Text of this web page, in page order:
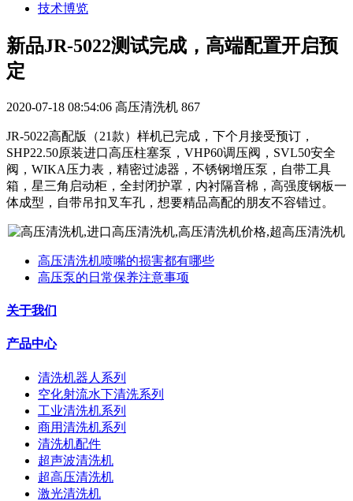
技术博览
新品JR-5022测试完成，高端配置开启预
定
2020-07-18 08:54:06 高压清洗机 867
JR-5022高配版（21款）样机已完成，下个月接受预订，
SHP22.50原装进口高压柱塞泵，VHP60调压阀，SVL50安全
阀，WIKA压力表，精密过滤器，不锈钢增压泵，自带工具
箱，星三角启动柜，全封闭护罩，内衬隔音棉，高强度钢板一
体成型，自带吊扣叉车孔，想要精品高配的朋友不容错过。
高压清洗机喷嘴的损害都有哪些
高压泵的日常保养注意事项
关于我们
产品中心
清洗机器人系列
空化射流水下清洗系列
工业清洗机系列
商用清洗机系列
清洗机配件
超声波清洗机
超高压清洗机
激光清洗机